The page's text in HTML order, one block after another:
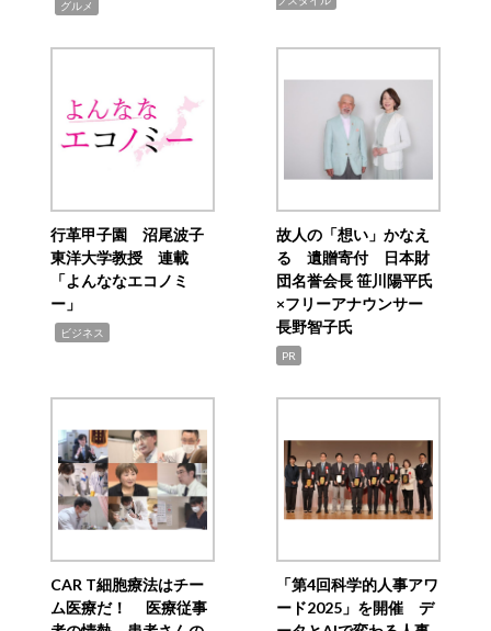
グルメ
行革甲子園 沼尾波子
東洋大学教授 連載
「よんななエコノミ
ー」
ビジネス
故人の「想い」かなえ
る 遺贈寄付 日本財
団名誉会長 笹川陽平氏
×フリーアナウンサー
長野智子氏
PR
CAR T細胞療法はチー
ム医療だ！ 医療従事
「第4回科学的人事アワ
ード2025」を開催 デ